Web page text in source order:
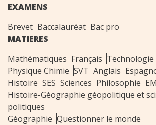
EXAMENS
Brevet Baccalauréat Bac pro
MATIERES
Mathématiques Français Technologie
Physique Chimie SVT Anglais
Histoire SES Sciences Philosophie
Histoire-Géographie géopolitique et
politiques
Géographie Questionner le monde